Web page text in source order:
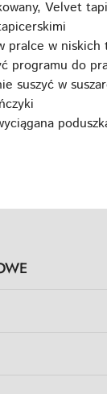
Velvet
pralce w
programu do
suszyć w